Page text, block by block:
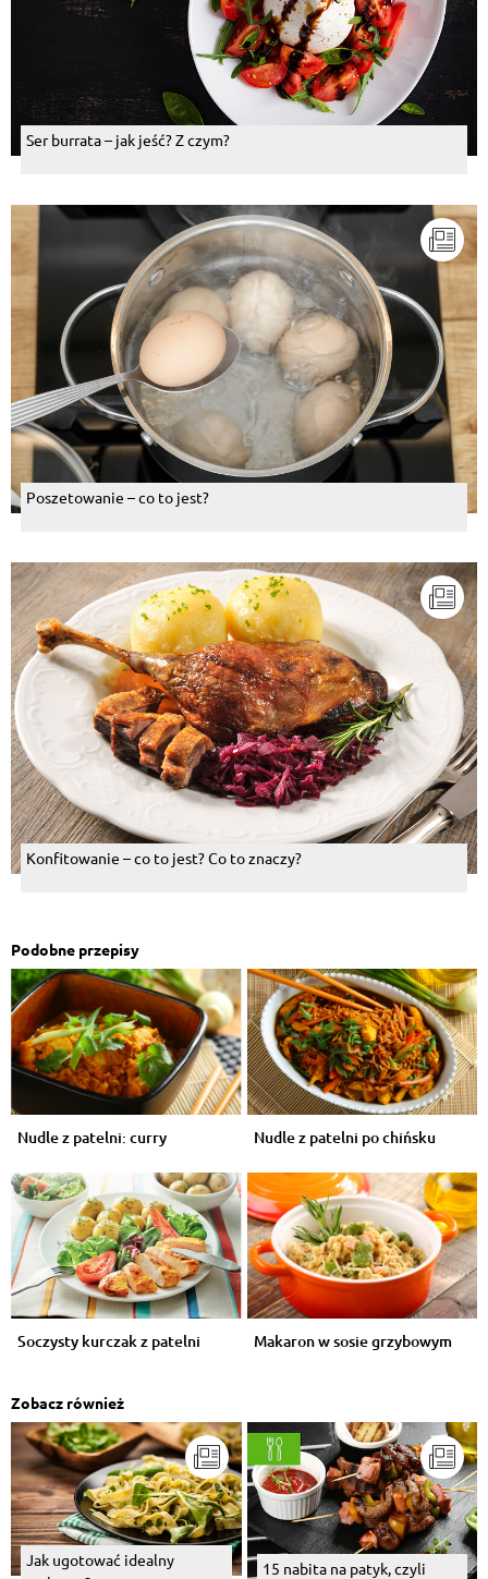
Ser burrata – jak jeść? Z czym?
Poszetowanie – co to jest?
Konfitowanie – co to jest? Co to znaczy?
Podobne przepisy
Nudle z patelni: curry Nudle z patelni po chińsku
Soczysty kurczak z patelni Makaron w sosie grzybowym
Zobacz również
Jak ugotować idealny
15 nabita na patyk, czyli